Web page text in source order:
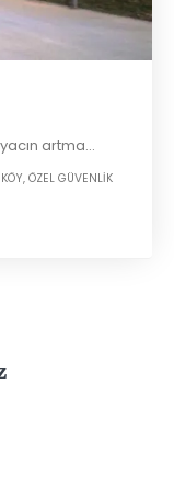
artma...
,ÖZEL GÜVENLIK